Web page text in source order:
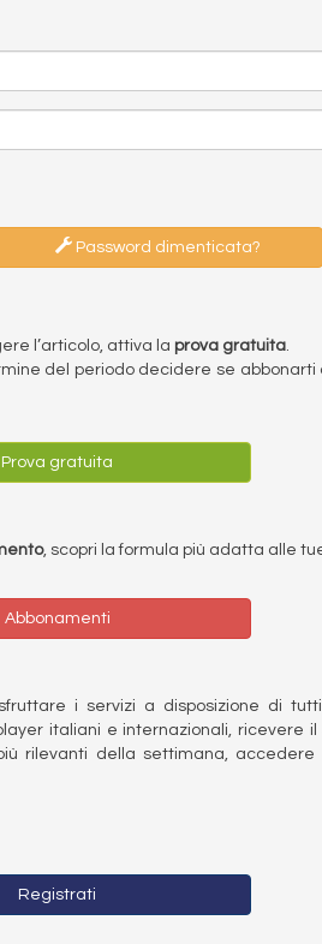
Password dimenticata?
l’articolo, attiva la prova gratuita.
del periodo decidere se abbonarti
Prova gratuita
, scopri la formula più adatta alle
Abbonamenti
i servizi a disposizione di
italiani e internazionali, ricevere il
rilevanti della settimana, accedere
Registrati